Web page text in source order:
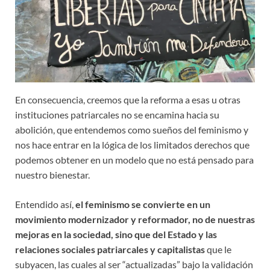
En consecuencia, creemos que la reforma a esas u otras
instituciones patriarcales no se encamina hacia su
abolición, que entendemos como sueños del feminismo y
nos hace entrar en la lógica de los limitados derechos que
podemos obtener en un modelo que no está pensado para
nuestro bienestar.
Entendido así,el feminismo se convierte en un
movimiento modernizador y reformador, no de nuestras
mejoras en la sociedad, sino que del Estado y las
relaciones sociales patriarcales y capitalistasque le
subyacen, las cuales al ser “actualizadas” bajo la validación